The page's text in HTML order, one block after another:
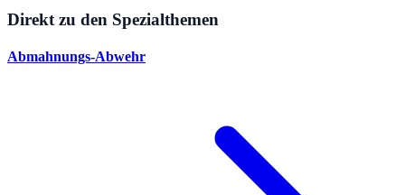
Direkt zu den Spezialthemen
Abmahnungs-Abwehr